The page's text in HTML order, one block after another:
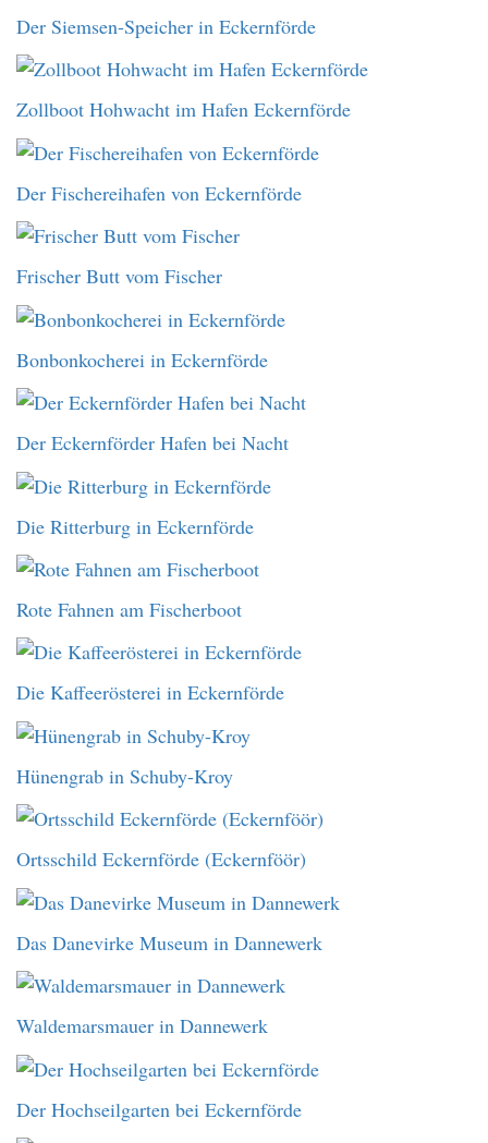
Der Siemsen-Speicher in Eckernförde
Zollboot Hohwacht im Hafen Eckernförde
Der Fischereihafen von Eckernförde
Frischer Butt vom Fischer
Bonbonkocherei in Eckernförde
Der Eckernförder Hafen bei Nacht
Die Ritterburg in Eckernförde
Rote Fahnen am Fischerboot
Die Kaffeerösterei in Eckernförde
Hünengrab in Schuby-Kroy
Ortsschild Eckernförde (Eckernföör)
Das Danevirke Museum in Dannewerk
Waldemarsmauer in Dannewerk
Der Hochseilgarten bei Eckernförde